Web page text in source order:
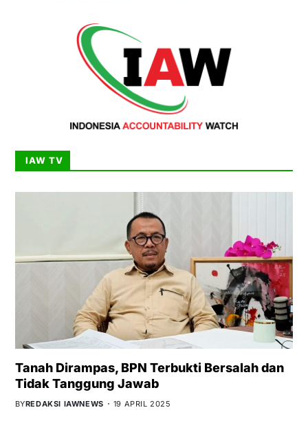
IAW TV
Tanah Dirampas, BPN Terbukti Bersalah dan
Tidak Tanggung Jawab
BYREDAKSI IAWNEWS 19 APRIL 2025